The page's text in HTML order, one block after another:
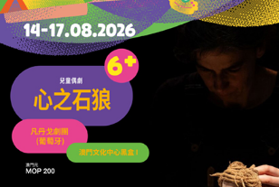
10/07/2026 32000